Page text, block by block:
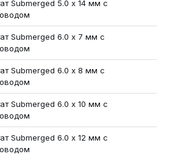
Submerged 5.0 х 14 мм с
Submerged 6.0 х 7 мм с
Submerged 6.0 х 8 мм с
Submerged 6.0 х 10 мм с
Submerged 6.0 х 12 мм с